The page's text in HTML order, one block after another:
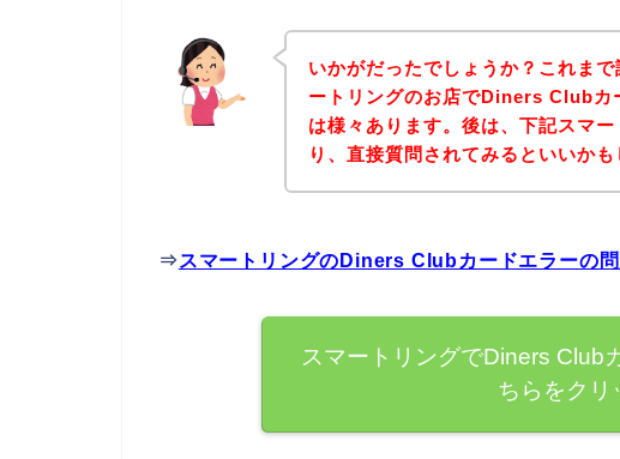
いかがだったでしょうか？これま
ートリングのお店でDiners Clubカ
は様々あります。後は、下記スマ
り、直接質問されてみるといいかも
⇒ スマートリングのDiners Clubカードエラーの
スマートリングでDiners Club
ちらをクリ